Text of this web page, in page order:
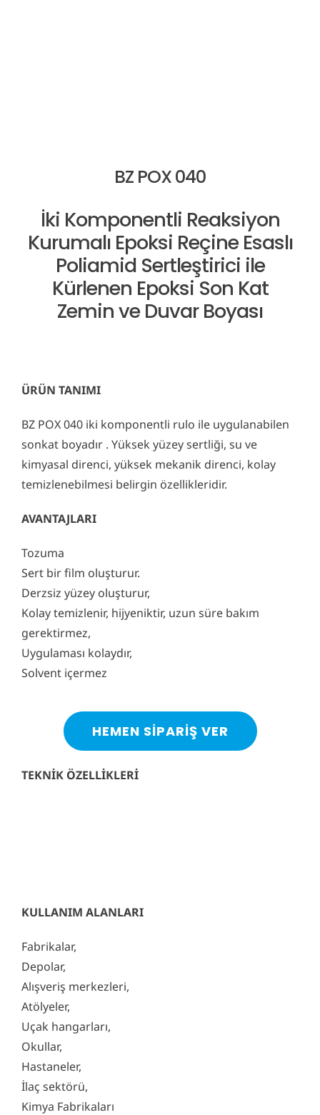
BZ POX 040
İki Komponentli Reaksiyon
Kurumalı Epoksi Reçine Esaslı
Poliamid Sertleştirici ile
Kürlenen Epoksi Son Kat
Zemin ve Duvar Boyası
ÜRÜN TANIMI
BZ POX 040 iki komponentli rulo ile uygulanabilen
sonkat boyadır . Yüksek yüzey sertliği, su ve
kimyasal direnci, yüksek mekanik direnci, kolay
temizlenebilmesi belirgin özellikleridir.
AVANTAJLARI
Tozuma
Sert bir film oluşturur.
Derzsiz yüzey oluşturur,
Kolay temizlenir, hijyeniktir, uzun süre bakım
gerektirmez,
Uygulaması kolaydır,
Solvent içermez
HEMEN SIPARIŞ VER
TEKNİK ÖZELLİKLERİ
KULLANIM ALANLARI
Fabrikalar,
Depolar,
Alışveriş merkezleri,
Atölyeler,
Uçak hangarları,
Okullar,
Hastaneler,
İlaç sektörü,
Kimya Fabrikaları